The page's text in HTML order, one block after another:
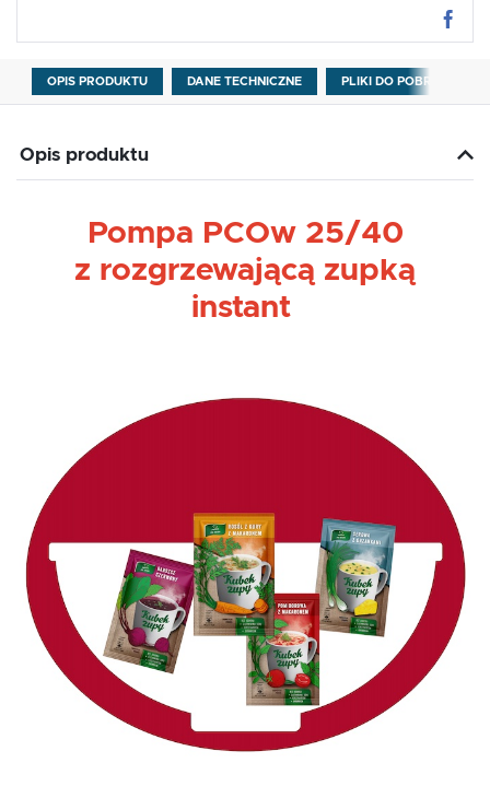
OPIS PRODUKTU DANE TECHNICZNE PLIKI DO POBRANIA
Opis produktu
Pompa PCOw 25/40
z rozgrzewającą zupką
instant